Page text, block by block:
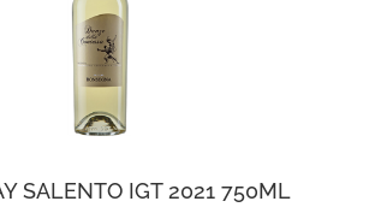
SALENTO IGT 2021 750ML